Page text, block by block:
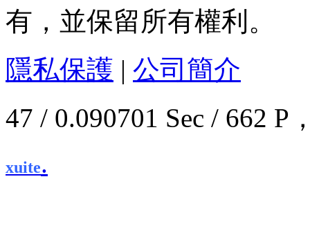
有，並保留所有權利。
隱私保護 | 公司簡介
47 / 0.090701 Sec / 662
xuite.